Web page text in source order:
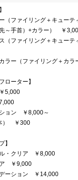
（ファイリング＋キューテ
～手首）+カラー） ￥
（ファイリング＋キュー
ラー（ファイリング＋カ
ローター】
5,000
ョン ￥8,000～
） ￥300
】
・クリア ￥8,000
￥9,000
ーション ￥14,000